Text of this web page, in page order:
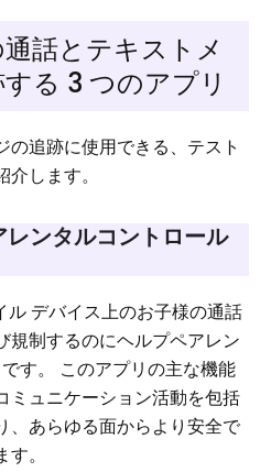
話とテキストメ
る 3 つのアプリ
追跡に使用できる、テスト
します。
ンタルコントロール
デバイス上のお子様の通話
規制するのにヘルプペアレン
す。 このアプリの主な機能
ミュニケーション活動を包括
、あらゆる面からより安全で
。